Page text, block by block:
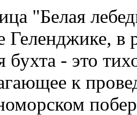
"Белая
Геленджике, в
бухта - это
к